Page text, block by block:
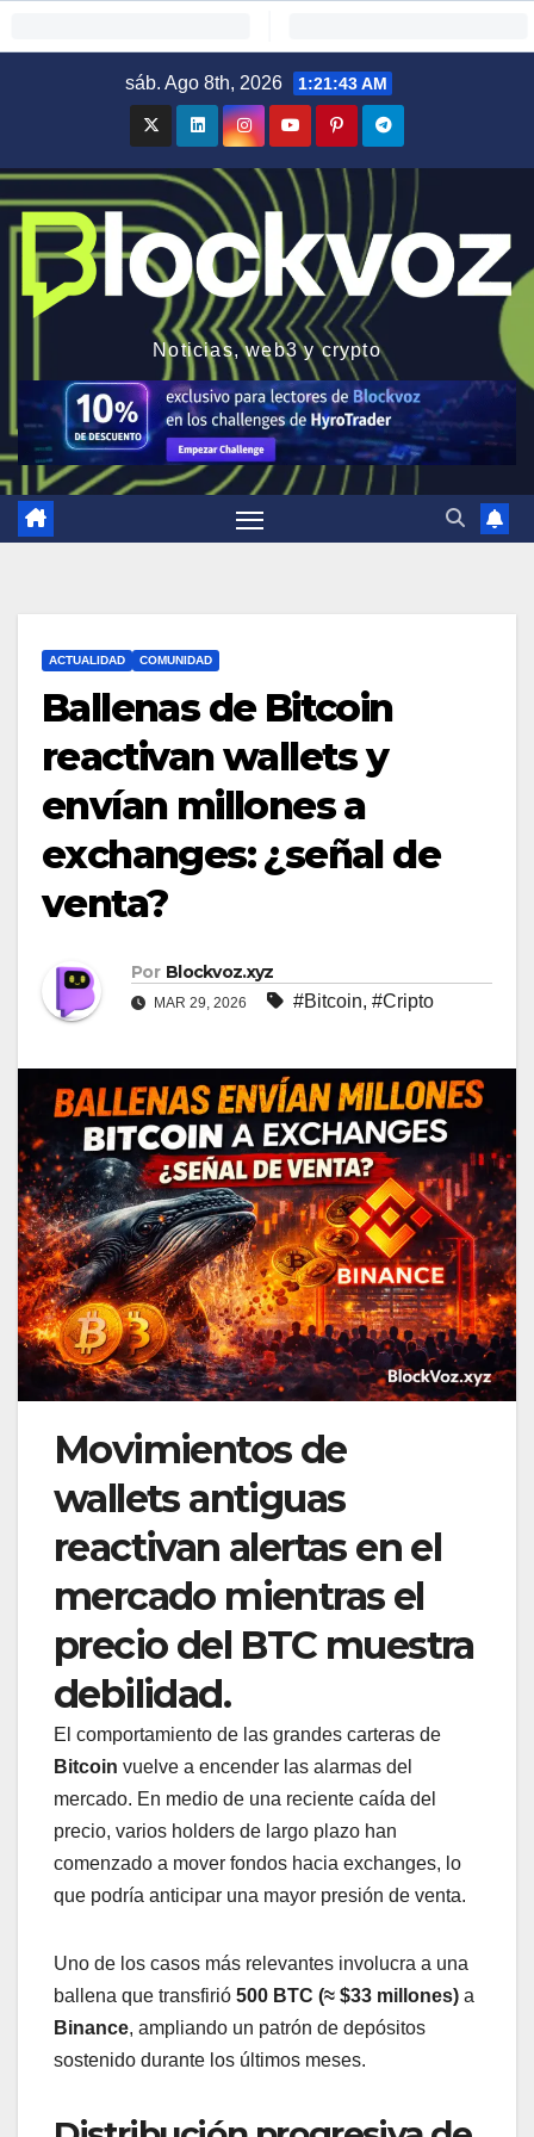
sáb. Ago 8th, 2026 1:21:44 AM
Noticias, web3 y crypto
ACTUALIDAD COMUNIDAD
Ballenas de Bitcoin
reactivan wallets y
envían millones a
exchanges: ¿señal de
venta?
Por Blockvoz.xyz
MAR 29, 2026 #Bitcoin, #Cripto
Movimientos de
wallets antiguas
reactivan alertas en el
mercado mientras el
precio del BTC muestra
debilidad.
El comportamiento de las grandes carteras de
Bitcoin vuelve a encender las alarmas del
mercado. En medio de una reciente caída del
precio, varios holders de largo plazo han
comenzado a mover fondos hacia exchanges, lo
que podría anticipar una mayor presión de venta.
Uno de los casos más relevantes involucra a una
ballena que transfirió 500 BTC (≈ $33 millones) a
Binance, ampliando un patrón de depósitos
sostenido durante los últimos meses.